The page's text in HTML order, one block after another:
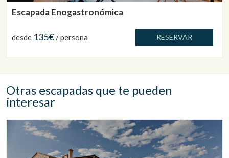
Escapada Enogastronómica
desde 135€/ persona RESERVAR
Otras escapadas que te pueden
interesar